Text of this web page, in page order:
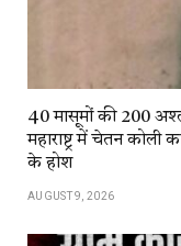
40 मासूमों की 200
महाराष्ट्र में चेतन
के होश
AUGUST 9, 2026